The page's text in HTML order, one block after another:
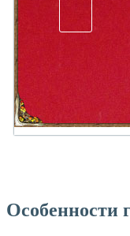
Особенности